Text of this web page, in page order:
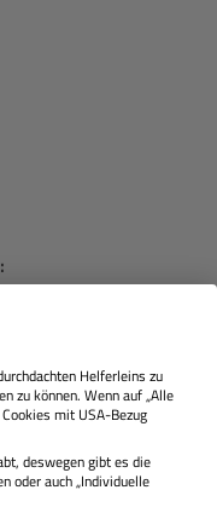
Helferleins zu
zu können. Wenn auf „Alle
mit USA-Bezug
deswegen gibt es die
oder auch „Individuelle